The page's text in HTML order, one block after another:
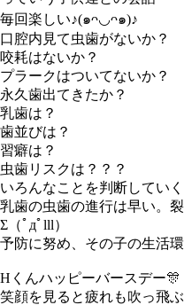
毎回楽しい♪(๑ᴖ◡ᴖ๑)♪
口腔内見て虫歯がないか？
咬耗はないか？
プラークはついてないか？
永久歯出てきたか？
乳歯は？
歯並びは？
習癖は？
虫歯リスクは？？？
いろんなことを判断していく
乳歯の虫歯の進行は早い。
Σ（ﾟдﾟlll）
予防に努め、その子の生活
Hくんハッピーバースデー🎊
笑顔を見ると疲れも吹っ飛